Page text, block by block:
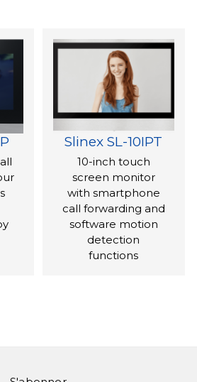
Slinex SL-10IPT
10-inch touch
screen monitor
with smartphone
call forwarding and
software motion
detection
functions